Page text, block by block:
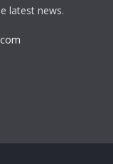
latest news.